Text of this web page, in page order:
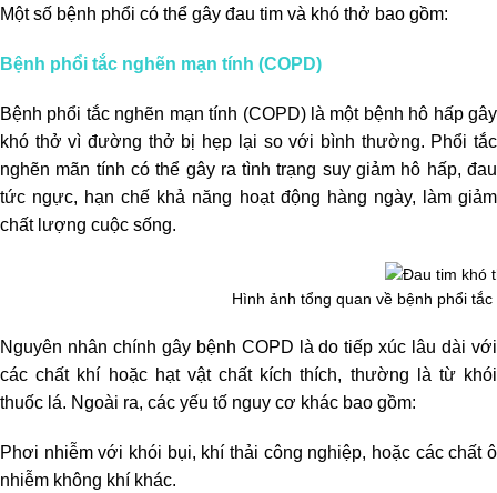
Một số bệnh phổi có thể gây đau tim và khó thở bao gồm:
Bệnh phổi tắc nghẽn mạn tính (COPD)
Bệnh phổi tắc nghẽn mạn tính (COPD) là một bệnh hô hấp gây
khó thở vì đường thở bị hẹp lại so với bình thường. Phổi tắc
nghẽn mãn tính có thể gây ra tình trạng suy giảm hô hấp, đau
tức ngực, hạn chế khả năng hoạt động hàng ngày, làm giảm
chất lượng cuộc sống.
Hình ảnh tổng quan về bệnh phổi
Nguyên nhân chính gây bệnh COPD là do tiếp xúc lâu dài với
các chất khí hoặc hạt vật chất kích thích, thường là từ khói
thuốc lá. Ngoài ra, các yếu tố nguy cơ khác bao gồm:
Phơi nhiễm với khói bụi, khí thải công nghiệp, hoặc các chất ô
nhiễm không khí khác.